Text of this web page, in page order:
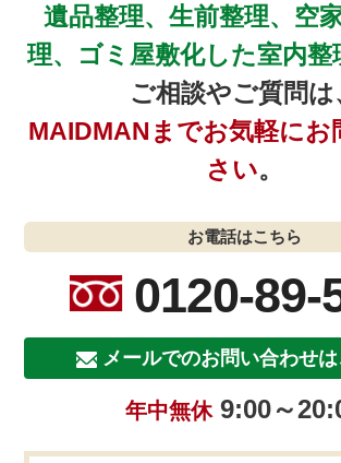
遺品整理、生前整理、空
理、ゴミ屋敷化した室内整
ご相談やご質問は
MAIDMANまでお気軽にお
さい。
お電話はこちら
0120-89-
メールでのお問い合わせ
年中無休9:00～